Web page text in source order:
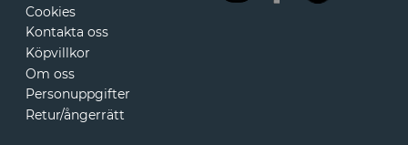
Cookies
Kontakta oss
Köpvillkor
Om oss
Personuppgifter
Retur/ångerrätt